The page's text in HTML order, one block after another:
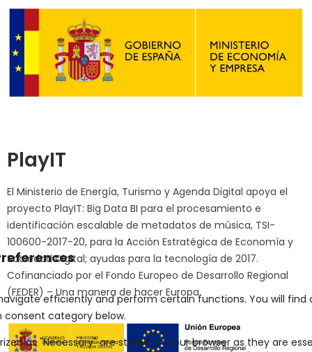
PlayIT
El Ministerio de Energía, Turismo y Agenda Digital apoya el
proyecto PlayIT: Big Data BI para el procesamiento e
identificación escalable de metadatos de música, TSI-
100600-2017-20, para la Acción Estratégica de Economía y
Sociedad Digital; ayudas para la tecnología de 2017.
Cofinanciado por el Fondo Europeo de Desarrollo Regional
(FEDER) – Una manera de hacer Europa.